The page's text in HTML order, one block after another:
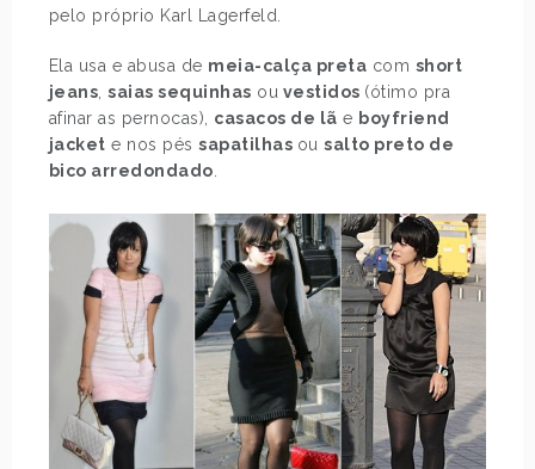
pelo próprio Karl Lagerfeld.
Ela usa e abusa de meia-calça preta com short
jeans ,saias sequinhas ou vestidos (ótimo pra
afinar as pernocas), casacos de lã e boyfriend
jacket e nos péssapatilhas ousalto preto de
bico arredondado